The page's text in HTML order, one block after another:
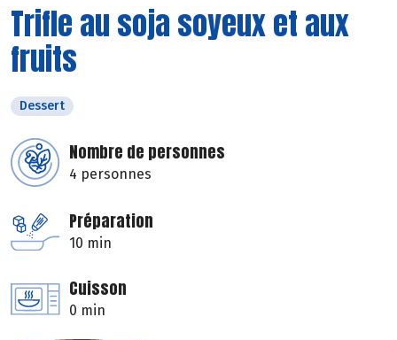
Trifle au soja soyeux et aux
fruits
Dessert
Nombre de personnes
4 personnes
Préparation
10 min
Cuisson
0 min